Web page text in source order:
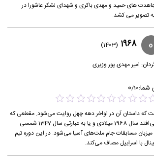
های حمید و مهدی باکری و شهدای لشکر عاشورا در
تصویر می کشد.
0
1968
(1403)
امیر مهدی پور وزیری
شما: 0/10
است که داستان آن در اواخر دهه چهل روایت می‌شود. مقطعی که
داستان فیلم در آن اتفاق می‌افتد سال 1968 میلادی و یا به عبارتی سال 1347 شمسی
مسابقات جام ملت‌های آسیا می‌شود. در این دوره تیم
با اسراییل مصاف می‌کند.